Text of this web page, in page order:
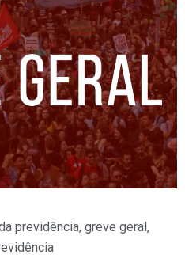
previdência, greve geral,